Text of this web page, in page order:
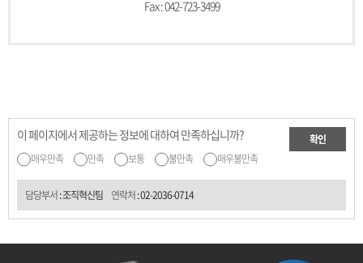
Fax : 042-723-3499
이 페이지에서 제공하는 정보에 대하여 만족하십니까?
매우만족 만족 보통 불만족 매우불만족
확인
담당부서 : 조직혁신팀 연락처 :02-2036-0714